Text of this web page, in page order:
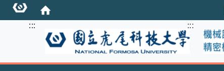
:::
:::
:::